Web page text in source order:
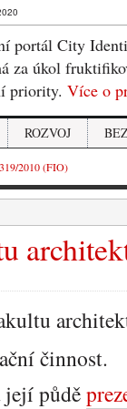
portál City
za úkol
priority. Více o
ROZVOJ
2010 (FIO)
činnost.
půdě